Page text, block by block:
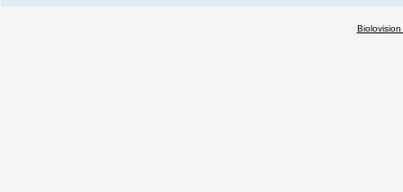
Biolovision